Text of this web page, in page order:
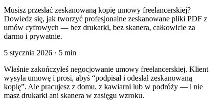
Musisz przesłać zeskanowaną kopię umowy freelancerskiej?
Dowiedz się, jak tworzyć profesjonalne zeskanowane pliki PDF z
umów cyfrowych — bez drukarki, bez skanera, całkowicie za
darmo i prywatnie.
5 stycznia 2026 · 5 min
Właśnie zakończyłeś negocjowanie umowy freelancerskiej. Klient
wysyła umowę i prosi, abyś “podpisał i odesłał zeskanowaną
kopię”. Ale pracujesz z domu, z kawiarni lub w podróży — i nie
masz drukarki ani skanera w zasięgu wzroku.